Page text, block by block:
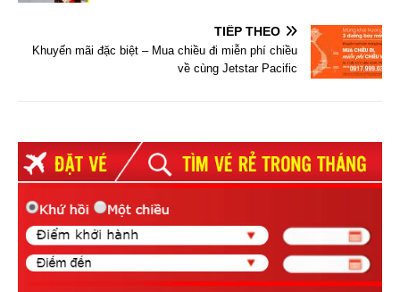
TIẾP THEO
Khuyến mãi đặc biệt – Mua chiều đi miễn phí chiều
về cùng Jetstar Pacific